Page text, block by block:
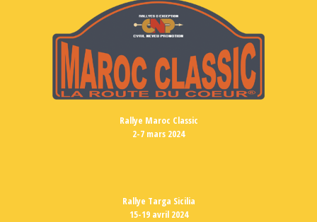
Rallye Maroc Classic
2-7 mars 2024
Rallye Targa Sicilia
15-19 avril 2024